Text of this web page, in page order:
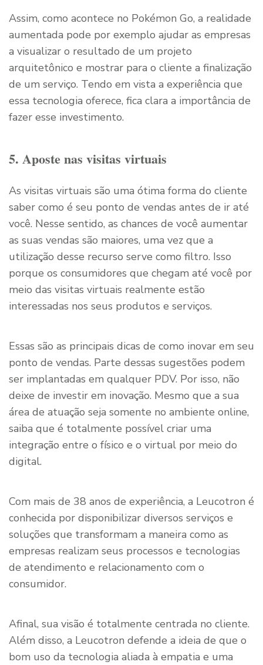
Assim, como acontece no Pokémon Go, a realidade
aumentada pode por exemplo ajudar as empresas
a visualizar o resultado de um projeto
arquitetônico e mostrar para o cliente a finalização
de um serviço. Tendo em vista a experiência que
essa tecnologia oferece, fica clara a importância de
fazer esse investimento.
5. Aposte nas visitas virtuais
As visitas virtuais são uma ótima forma do cliente
saber como é seu ponto de vendas antes de ir até
você. Nesse sentido, as chances de você aumentar
as suas vendas são maiores, uma vez que a
utilização desse recurso serve como filtro. Isso
porque os consumidores que chegam até você por
meio das visitas virtuais realmente estão
interessadas nos seus produtos e serviços.
Essas são as principais dicas de como inovar em seu
ponto de vendas. Parte dessas sugestões podem
ser implantadas em qualquer PDV. Por isso, não
deixe de investir em inovação. Mesmo que a sua
área de atuação seja somente no ambiente online,
saiba que é totalmente possível criar uma
integração entre o físico e o virtual por meio do
digital.
Com mais de 38 anos de experiência, a Leucotron é
conhecida por disponibilizar diversos serviços e
soluções que transformam a maneira como as
empresas realizam seus processos e tecnologias
de atendimento e relacionamento com o
consumidor.
Afinal, sua visão é totalmente centrada no cliente.
Além disso, a Leucotron defende a ideia de que o
bom uso da tecnologia aliada à empatia e uma